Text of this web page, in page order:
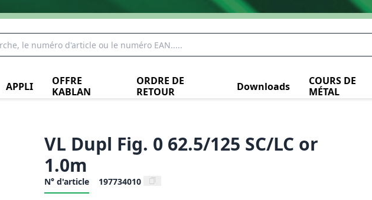
APPLI
OFFRE
KABLAN
ORDRE DE
RETOUR
Downloads
COURS DE
MÉTAL
VL Dupl Fig. 0 62.5/125 SC/LC or
1.0m
N° d'article 197734010